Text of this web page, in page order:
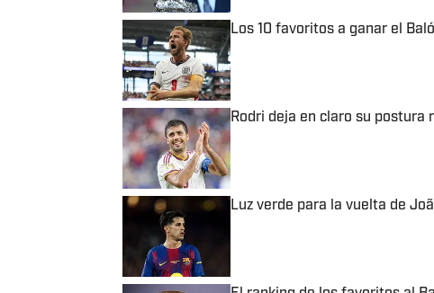
Los 10 favoritos a ganar el
Published by on Invalid Date
Rodri deja en claro su postura
Published by on Invalid Date
Luz verde para la vuelta de